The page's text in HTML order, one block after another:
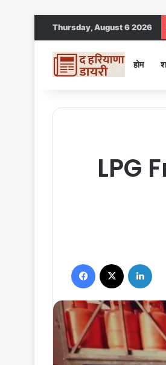
Thursday, August 6 2026
होम
LPG
Facebook